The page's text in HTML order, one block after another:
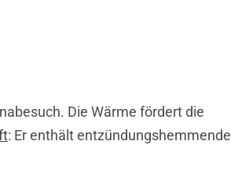
Die Wärme fördert die
: Er enthält entzündungshemmende